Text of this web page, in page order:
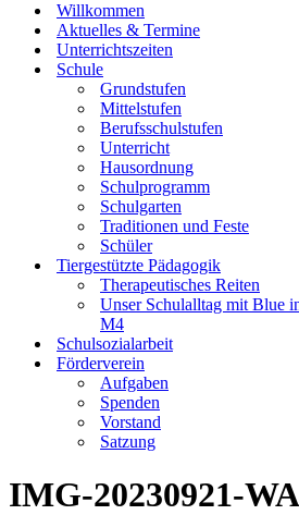
Willkommen
Aktuelles & Termine
Unterrichtszeiten
Schule
Grundstufen
Mittelstufen
Berufsschulstufen
Unterricht
Hausordnung
Schulprogramm
Schulgarten
Traditionen und Feste
Schüler
Tiergestützte Pädagogik
Therapeutisches Reiten
Unser Schulalltag mit Blue
M4
Schulsozialarbeit
Förderverein
Aufgaben
Spenden
Vorstand
Satzung
IMG-20230921-